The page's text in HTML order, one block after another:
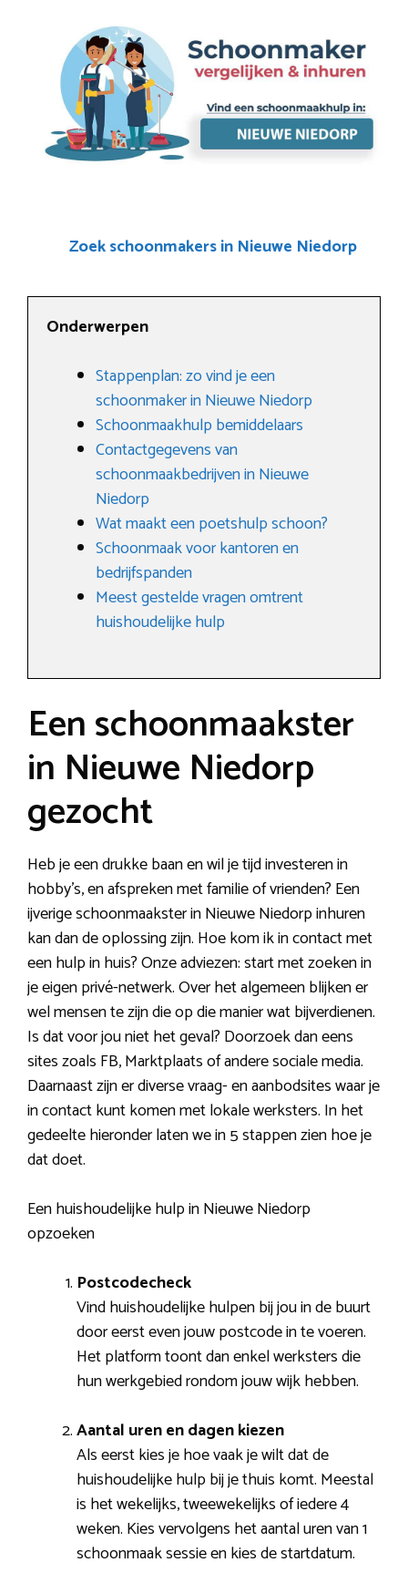
Zoek schoonmakers in Nieuwe Niedorp
Onderwerpen
Stappenplan: zo vind je een
schoonmaker in Nieuwe Niedorp
Schoonmaakhulp bemiddelaars
Contactgegevens van
schoonmaakbedrijven in Nieuwe
Niedorp
Wat maakt een poetshulp schoon?
Schoonmaak voor kantoren en
bedrijfspanden
Meest gestelde vragen omtrent
huishoudelijke hulp
Een schoonmaakster
in Nieuwe Niedorp
gezocht
Heb je een drukke baan en wil je tijd investeren in
hobby’s, en afspreken met familie of vrienden? Een
ijverige schoonmaakster in Nieuwe Niedorp inhuren
kan dan de oplossing zijn. Hoe kom ik in contact met
een hulp in huis? Onze adviezen: start met zoeken in
je eigen privé-netwerk. Over het algemeen blijken er
wel mensen te zijn die op die manier wat bijverdienen.
Is dat voor jou niet het geval? Doorzoek dan eens
sites zoals FB, Marktplaats of andere sociale media.
Daarnaast zijn er diverse vraag- en aanbodsites waar je
in contact kunt komen met lokale werksters. In het
gedeelte hieronder laten we in 5 stappen zien hoe je
dat doet.
Een huishoudelijke hulp in Nieuwe Niedorp
opzoeken
Postcodecheck
Vind huishoudelijke hulpen bij jou in de buurt
door eerst even jouw postcode in te voeren.
Het platform toont dan enkel werksters die
hun werkgebied rondom jouw wijk hebben.
Aantal uren en dagen kiezen
Als eerst kies je hoe vaak je wilt dat de
huishoudelijke hulp bij je thuis komt. Meestal
is het wekelijks, tweewekelijks of iedere 4
weken. Kies vervolgens het aantal uren van 1
schoonmaak sessie en kies de startdatum.